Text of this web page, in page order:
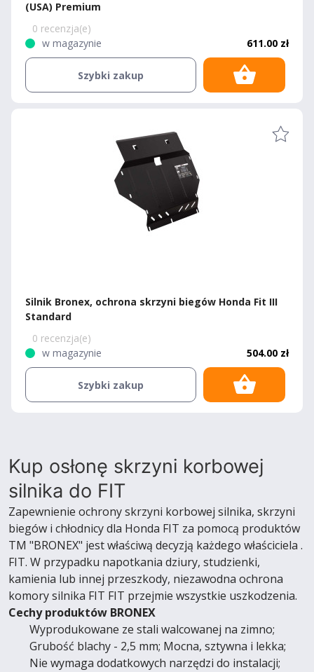
(USA) Premium
0 recenzja(e)
w magazynie
611.00 zł
Szybki zakup
Silnik Bronex, ochrona skrzyni biegów Honda Fit III
Standard
0 recenzja(e)
w magazynie
504.00 zł
Szybki zakup
Kup osłonę skrzyni korbowej
silnika do FIT
Zapewnienie ochrony skrzyni korbowej silnika, skrzyni
biegów i chłodnicy dla Honda FIT za pomocą produktów
TM "BRONEX" jest właściwą decyzją każdego właściciela .
FIT. W przypadku napotkania dziury, studzienki,
kamienia lub innej przeszkody, niezawodna ochrona
komory silnika FIT FIT przejmie wszystkie uszkodzenia.
Cechy produktów BRONEX
Wyprodukowane ze stali walcowanej na zimno;
Grubość blachy - 2,5 mm; Mocna, sztywna i lekka;
Nie wymaga dodatkowych narzędzi do instalacji;